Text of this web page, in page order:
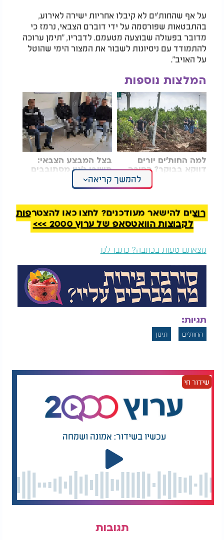
על אף שהחות'ים לא קיבלו אחריות ישירה לאירוע,
בהתבטאות שפורסמה על ידי דוברם הצבאי, נרמז כי
מדובר בפעולה שבוצעה מטעמם. לדבריו, "תימן ערוכה
להתמודד עם ניסיונות לשבור את המצור הימי שהוטל
על האויב".
המלצות נוספות
למה החות'ים יורים
דווקא בבוקר? הסיבה
שמאחורי שינוי דפוס
השיגורים מתימן
בצל המבצע הצבאי:
תושבי ג'נין מסתובבים
חופשי בישראל
תקיפה שביצעה ישראל נגד מטרות חות'יות בתימן,
בכללן מתקנים בנמלי חודידה, ראס איסא וסאליף. יעד
נוסף שזוהה כמטרה לתקיפה היה הספינה "Galaxy
Leader", שנחטפה בנובמבר האחרון ומאז שימשה את
החות'ים.
התקיפה בים מצטרפת לרצף מתוח של אירועים
ביטחוניים במרחב, ובקרב גורמים מערביים גוברת
הדאגה להחרפה בזירה הימית - במיוחד לאור הקרבה
למצר באב אל-מנדב, מהנתיבים החשובים בעולם לסחר
ימי. גורמים מודיעיניים מציינים כי דפוס התקיפה, הכולל
שימוש בכלים בלתי מאוישים, אופייני לחות'ים ומחזק
את ההערכה כי הם עומדים מאחוריה.
ברור, ועדיין לא ידוע אם תישקע או אם ניתן יהיה לגרור
אותה ולהשיב אותה לפעולה.
להמשך קריאה
רוצים להישאר מעודכנים? לחצו כאן להצטרפות
לקבוצות הוואטסאפ של ערוץ 2000 >>>
מצאתם טעות בכתבה? כתבו לנו
תגיות:
החות'ים תימן
שידור חי
עכשיו בשידור: אמונה ושמחה
תגובות